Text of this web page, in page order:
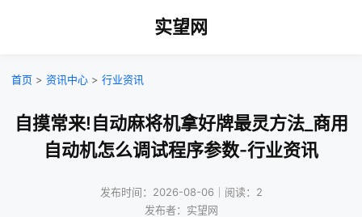
实望网
首页 > 资讯中心 > 行业资讯
自摸常来!自动麻将机拿好牌最灵方法_商用
自动机怎么调试程序参数-行业资讯
发布时间：2026-08-06｜阅读：2
发布者：实望网